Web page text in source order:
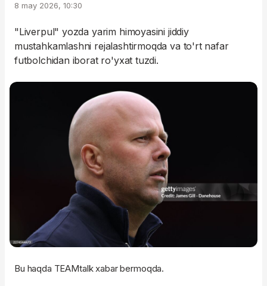
8 may 2026, 10:30
"Liverpul" yozda yarim himoyasini jiddiy
mustahkamlashni rejalashtirmoqda va to'rt nafar
futbolchidan iborat ro'yxat tuzdi.
Bu haqda TEAMtalk xabar bermoqda.